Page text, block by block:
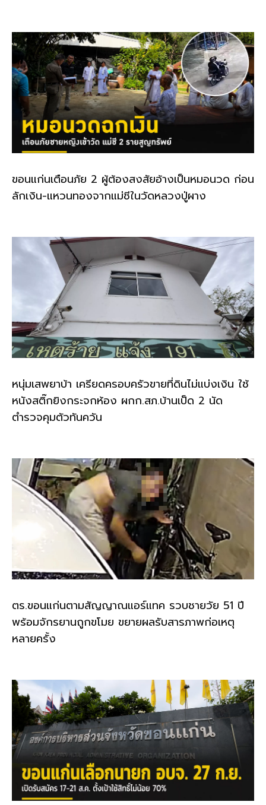
k
ขอนแก่นเตือนภัย 2 ผู้ต้องสงสัยอ้างเป็นหมอนวด ก่อน
ลักเงิน-แหวนทองจากแม่ชีในวัดหลวงปู่ผาง
หนุ่มเสพยาบ้า เครียดครอบครัวขายที่ดินไม่แบ่งเงิน ใช้
หนังสติ๊กยิงกระจกห้อง ผกก.สภ.บ้านเป็ด 2 นัด
ตำรวจคุมตัวทันควัน
ตร.ขอนแก่นตามสัญญาณแอร์แทค รวบชายวัย 51 ปี
พร้อมจักรยานถูกขโมย ขยายผลรับสารภาพก่อเหตุ
หลายครั้ง